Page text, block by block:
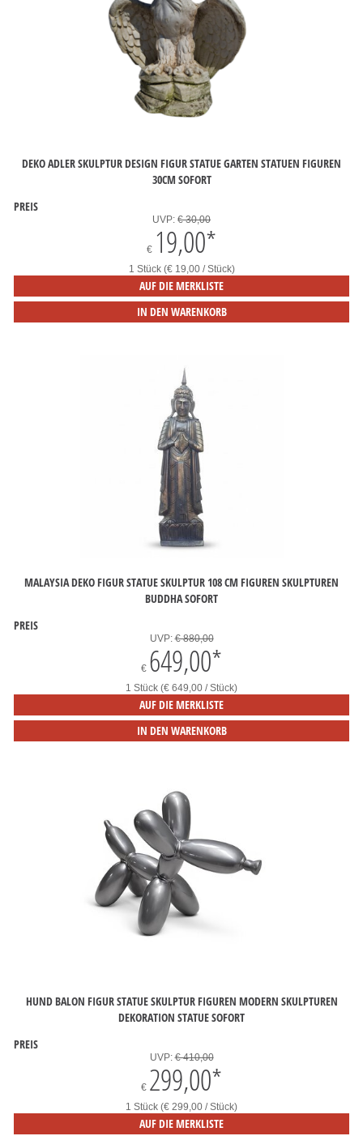
DEKO ADLER SKULPTUR DESIGN FIGUR STATUE GARTEN STATUEN FIGUREN
30CM SOFORT
PREIS
UVP: € 30,00
€ 19,00*
1 Stück (€ 19,00 / Stück)
AUF DIE MERKLISTE
IN DEN WARENKORB
MALAYSIA DEKO FIGUR STATUE SKULPTUR 108 CM FIGUREN SKULPTUREN
BUDDHA SOFORT
PREIS
UVP:€ 880,00
€ 649,00*
1 Stück (€ 649,00 / Stück)
AUF DIE MERKLISTE
IN DEN WARENKORB
HUND BALON FIGUR STATUE SKULPTUR FIGUREN MODERN SKULPTUREN
DEKORATION STATUE SOFORT
PREIS
UVP:€ 410,00
€ 299,00*
1 Stück (€ 299,00 / Stück)
AUF DIE MERKLISTE